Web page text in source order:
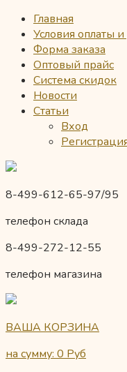
Главная
Условия оплаты и
Форма заказа
Оптовый прайс
Система скидок
Новости
Статьи
Вход
8-499-612-65-97/95
телефон склада
8-499-272-12-55
телефон магазина
ВАША КОРЗИНА
на сумму: 0 Руб